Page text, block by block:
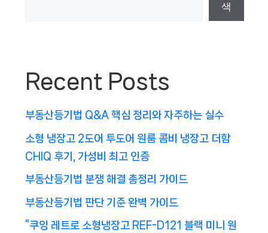
색
Recent Posts
부동산등기법 Q&A 핵심 정리와 자주하는 실수
소형 냉장고 2도어 투도어 원룸 콤비 냉장고 더함
CHIQ 후기, 가성비 최고 인증
부동산등기법 분쟁 해결 총정리 가이드
부동산등기법 판단 기준 완벽 가이드
“쿠잉 레트로 소형냉장고 REF-D121 블랙 미니 원